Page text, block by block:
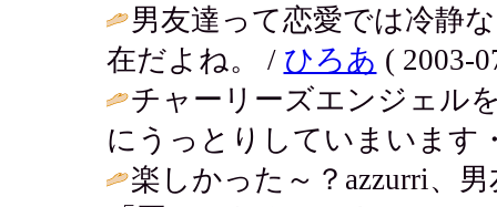
男友達って恋愛では冷静
在だよね。 / ひろあ ( 2003-
チャーリーズエンジェル
にうっとりしていまいます
楽しかった～？azzurri、